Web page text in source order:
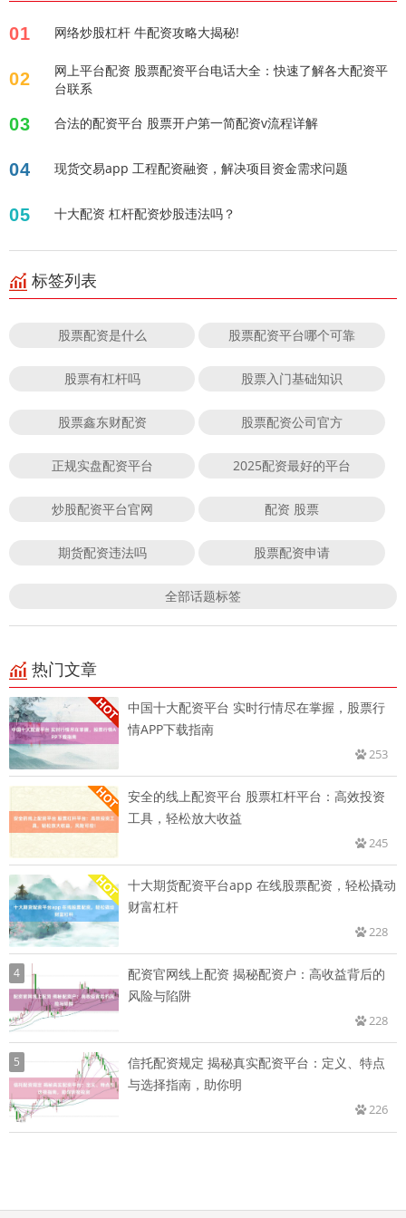
01 网络炒股杠杆 牛配资攻略大揭秘!
02
网上平台配资 股票配资平台电话大全：快速了解各大配资平
台联系
03 合法的配资平台 股票开户第一简配资v流程详解
04 现货交易app 工程配资融资，解决项目资金需求问题
05 十大配资 杠杆配资炒股违法吗？
标签列表
股票配资是什么 股票配资平台哪个可靠
股票有杠杆吗 股票入门基础知识
股票鑫东财配资 股票配资公司官方
正规实盘配资平台 2025配资最好的平台
炒股配资平台官网 配资 股票
期货配资违法吗 股票配资申请
全部话题标签
热门文章
中国十大配资平台 实时行情尽在掌握，股票行
情APP下载指南
253
安全的线上配资平台 股票杠杆平台：高效投资
工具，轻松放大收益
245
十大期货配资平台app 在线股票配资，轻松撬动
财富杠杆
228
4
配资官网线上配资 揭秘配资户：高收益背后的
风险与陷阱
228
5
信托配资规定 揭秘真实配资平台：定义、特点
与选择指南，助你明
226